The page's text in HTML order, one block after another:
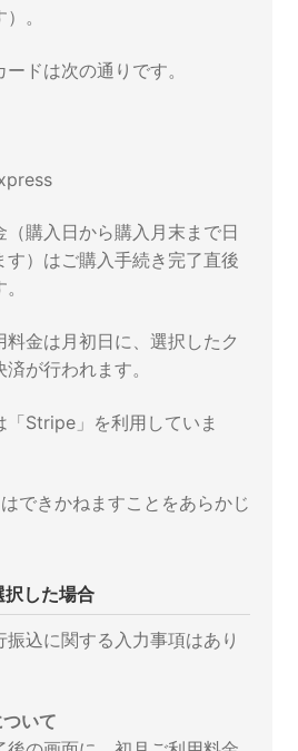
。
ドは次の通りです。
（購入日から購入月末まで日
す）はご購入手続き完了直後
料金は月初日に、選択したク
が行われます。
「Stripe」を利用していま
できかねますことをあらかじ
択した場合
振込に関する入力事項はあり
いて